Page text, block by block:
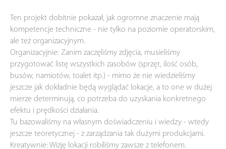
Ten projekt dobitnie pokazał, jak ogromne znaczenie mają
kompetencje techniczne - nie tylko na poziomie operatorskim,
ale też organizacyjnym.
Organizacyjnie: Zanim zaczęliśmy zdjęcia, musieliśmy
przygotować listę wszystkich zasobów (sprzęt, ilość osób,
busów, namiotów, toalet itp.) - mimo że nie wiedzieliśmy
jeszcze jak dokładnie będą wyglądać lokacje, a to one w dużej
mierze determinują, co potrzeba do uzyskania konkretnego
efektu i prędkości działania.
Tu bazowaliśmy na własnym doświadczeniu i wiedzy - wtedy
jeszcze teoretycznej - z zarządzania tak dużymi produkcjami.
Kreatywnie: Wizję lokacji robiliśmy zawsze z telefonem.